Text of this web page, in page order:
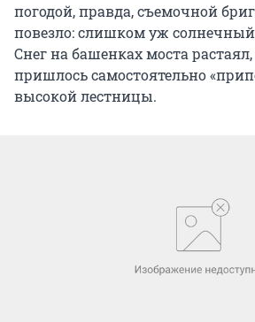
погодой, правда, съемочной
повезло: слишком уж солнечный
Снег на башенках моста
пришлось самостоятельно
высокой лестницы.